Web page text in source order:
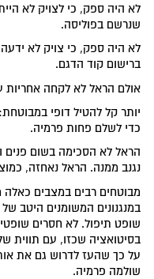
לא היה ספק, כי לצויק לא
שנרשם בפוליסה.
לא היה ספק, כי צויק לא
ברישום קוד הדגם.
אולם הראל לא לקחה
יותר קל להטיל דופי
כדי לשלם פחות פרמיה.
הראל לא הסכימה בשום פנים
נגנב ממנה. הראל נאחזה,
מבוטחים רבים במצבים כאלה
במנגנונים המשומנים היטב
שופט תיפול. לא חסרים
בסיטואציה שכזו, עם תווית
על כך שהעז לדרוש גם את
שולמה פרמיה.